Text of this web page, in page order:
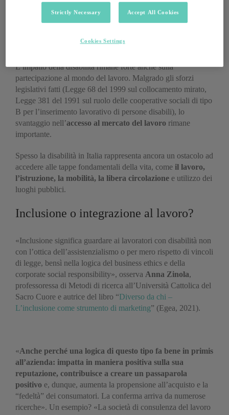
globale un rinnovamento culturale che si sviluppi lungo tre
inclusione, empowerment, esercizio dei diritti»
Disabilità e lavoro
L’impatto della disabilità rimane forte anche sulla
partecipazione al mondo del lavoro. Malgrado gli sforzi
legislativi fatti (Legge 68 del 1999 sul collocamento mirato,
Legge 381 del 1991 sul ruolo delle cooperative sociali di tipo
B per l’inserimento lavorativo di persone disabili), lo
svantaggio nell’accesso al mercato del lavoro rimane
importante.
Spesso la disabilità in Italia rappresenta ancora un ostacolo ad
accedere alle tappe fondamentali della vita, come il lavoro,
l’istruzione, la mobilità, la libera circolazione e utilizzo dei
luoghi pubblici.
Inclusione o integrazione al lavoro?
«Inclusione significa guardare ai lavoratori con disabilità non
con l’ottica dell’assistenzialismo o per mero rispetto di vincoli
di legge, bensì nella logica del business ethics e della
corporate social responsibility», osserva Anna Zinola,
professoressa di Metodi di ricerca all’Università Cattolica del
Sacro Cuore e autrice del libro “Diverso da chi –
L’inclusione come strumento di marketing” (Egea, 2021).
«Anche perché una logica di questo tipo fa bene in primis
all’azienda: impatta in maniera positiva sulla sua
reputazione, contribuisce a creare un passaparola
positivo e, dunque, aumenta la propensione all’acquisto e la
“fedeltà” dei consumatori. La conferma arriva da numerose
ricerche». Un esempio? «La società di consulenza del lavoro
Strictly Necessary Accept All Cookies
Cookies Settings